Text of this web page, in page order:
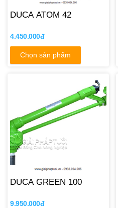
DUCA ATOM 42
4.450.000đ
Chọn sản phẩm
DUCA GREEN 100
9.950.000đ